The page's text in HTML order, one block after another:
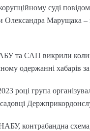
суді
Марущака –
та САП викрили
одержанні хабарів
році група
контрабандна